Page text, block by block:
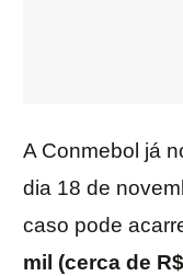
A Conmebol já
dia 18 de
caso pode
mil (cerca de